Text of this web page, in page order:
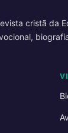
cristã da